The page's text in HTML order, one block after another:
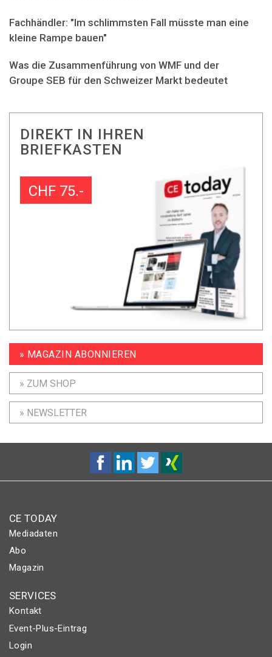
Fachhändler: "Im schlimmsten Fall müsste man eine
kleine Rampe bauen"
Was die Zusammenführung von WMF und der
Groupe SEB für den Schweizer Markt bedeutet
DIREKT IN IHREN
BRIEFKASTEN
CHF 75.-
» MAGAZIN ABONNIEREN
» ZUM SHOP
» NEWSLETTER
CE TODAY
Mediadaten
Abo
Magazin
SERVICES
Kontakt
Event-Plus-Eintrag
Login